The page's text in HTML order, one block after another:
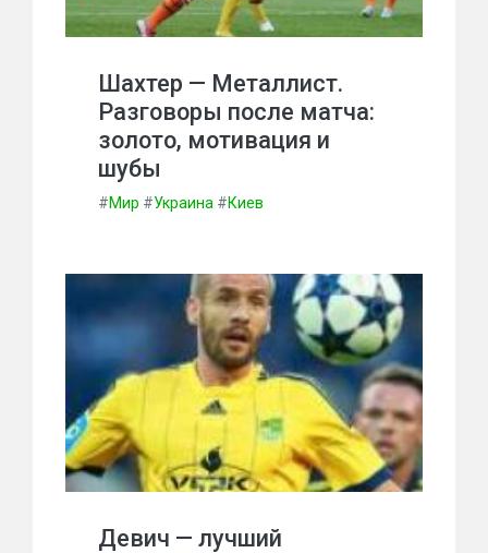
Шахтер — Металлист.
Разговоры после матча:
золото, мотивация и
шубы
#Мир #Украина #Киев
Девич — лучший